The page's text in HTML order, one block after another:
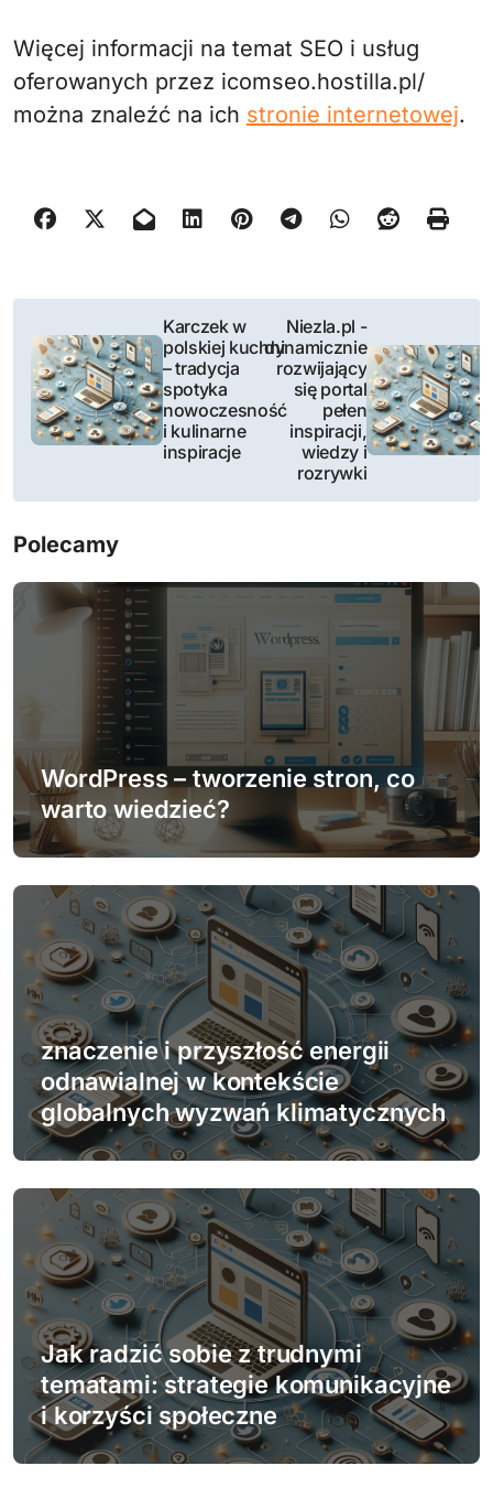
Więcej informacji na temat SEO i usług
oferowanych przez icomseo.hostilla.pl/
można znaleźć na ich stronie internetowej.
w
g
a
c
p
i
s
u
Karczek w
polskiej kuchni
– tradycja
spotyka
nowoczesność
i kulinarne
inspiracje
Niezla.pl -
dynamicznie
rozwijający
się portal
pełen
inspiracji,
wiedzy i
rozrywki
Polecamy
WordPress – tworzenie stron, co
warto wiedzieć?
znaczenie i przyszłość energii
odnawialnej w kontekście
globalnych wyzwań klimatycznych
Jak radzić sobie z trudnymi
tematami: strategie komunikacyjne
i korzyści społeczne